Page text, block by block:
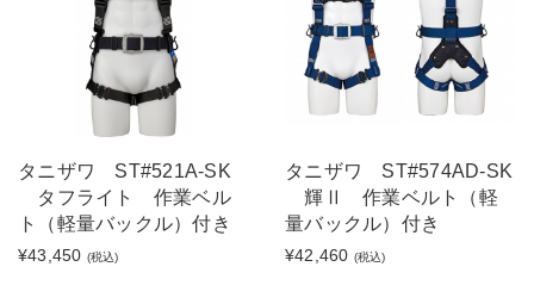
タニザワ ST#521A-SK
タフライト 作業ベル
ト（軽量バックル）付き
¥43,450 (税込)
タニザワ ST#574AD-SK
輝Ⅱ 作業ベルト（軽
量バックル）付き
¥42,460 (税込)